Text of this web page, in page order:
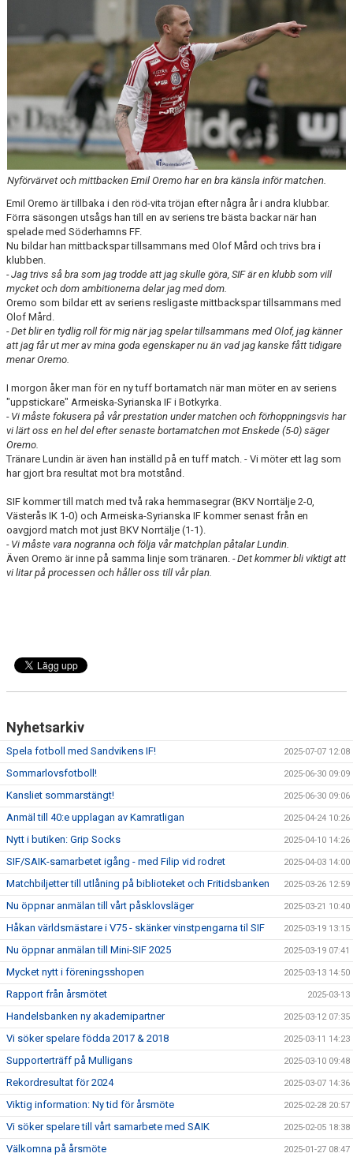
INTRESSEANMÄLAN FÖR SPELARE
INTRESSEANMÄLAN LEDARE
ANMÄLAN TILL CAMPER
Nyförvärvet och mittbacken Emil Oremo har en bra känsla inför matchen.
Emil Oremo är tillbaka i den röd-vita tröjan efter några år i andra klubbar.
Förra säsongen utsågs han till en av seriens tre bästa backar när han
spelade med Söderhamns FF.
Nu bildar han mittbackspar tillsammans med Olof Mård och trivs bra i
klubben.
- Jag trivs så bra som jag trodde att jag skulle göra, SIF är en klubb som vill
mycket och dom ambitionerna delar jag med dom.
Oremo som bildar ett av seriens resligaste mittbackspar tillsammans med
Olof Mård.
- Det blir en tydlig roll för mig när jag spelar tillsammans med Olof, jag känner
att jag får ut mer av mina goda egenskaper nu än vad jag kanske fått tidigare
menar Oremo.
I morgon åker man för en ny tuff bortamatch när man möter en av seriens
"uppstickare" Armeiska-Syrianska IF i Botkyrka.
- Vi måste fokusera på vår prestation under matchen och förhoppningsvis har
vi lärt oss en hel del efter senaste bortamatchen mot Enskede (5-0) säger
Oremo.
Tränare Lundin är även han inställd på en tuff match. - Vi möter ett lag som
har gjort bra resultat mot bra motstånd.
SIF kommer till match med två raka hemmasegrar (BKV Norrtälje 2-0,
Västerås IK 1-0) och Armeiska-Syrianska IF kommer senast från en
oavgjord match mot just BKV Norrtälje (1-1).
- Vi måste vara nogranna och följa vår matchplan påtalar Lundin.
Även Oremo är inne på samma linje som tränaren. - Det kommer bli viktigt att
vi litar på processen och håller oss till vår plan.
Nyhetsarkiv
Spela fotboll med Sandvikens IF! 2025-07-07 12:08
Sommarlovsfotboll! 2025-06-30 09:09
Kansliet sommarstängt! 2025-06-30 09:06
Anmäl till 40:e upplagan av Kamratligan 2025-04-24 10:26
Nytt i butiken: Grip Socks 2025-04-10 14:26
SIF/SAIK-samarbetet igång - med Filip vid rodret 2025-04-03 14:00
Matchbiljetter till utlåning på biblioteket och Fritidsbanken 2025-03-26 12:59
Nu öppnar anmälan till vårt påsklovsläger 2025-03-21 10:40
Håkan världsmästare i V75 - skänker vinstpengarna til SIF 2025-03-19 13:15
Nu öppnar anmälan till Mini-SIF 2025 2025-03-19 07:41
Mycket nytt i föreningsshopen 2025-03-13 14:50
Rapport från årsmötet 2025-03-13
Handelsbanken ny akademipartner 2025-03-12 07:35
Vi söker spelare födda 2017 & 2018 2025-03-11 14:23
Supporterträff på Mulligans 2025-03-10 09:48
Rekordresultat för 2024 2025-03-07 14:36
Viktig information: Ny tid för årsmöte 2025-02-28 20:57
Vi söker spelare till vårt samarbete med SAIK 2025-02-05 18:38
Välkomna på årsmöte 2025-01-27 08:47